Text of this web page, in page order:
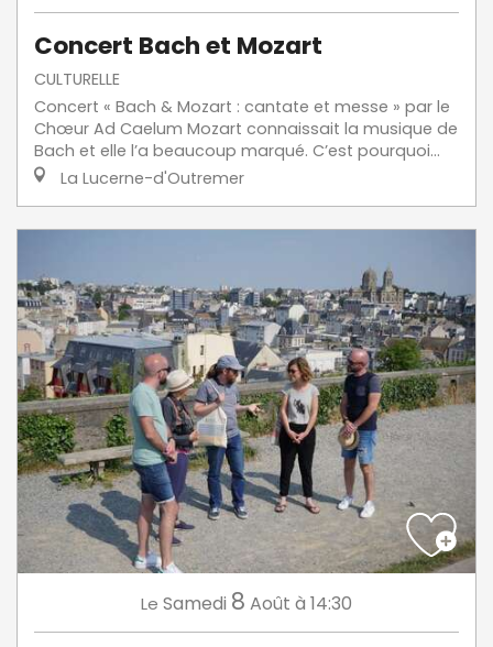
Concert Bach et Mozart
CULTURELLE
Concert « Bach & Mozart : cantate et messe » par le
Chœur Ad Caelum Mozart connaissait la musique de
Bach et elle l’a beaucoup marqué. C’est pourquoi...
La Lucerne-d'Outremer
Le Samedi 8 Août à 14:30